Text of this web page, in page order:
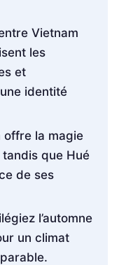
Vietnam
les
et
identité
offre la magie
que Hué
de ses
l’automne
un climat